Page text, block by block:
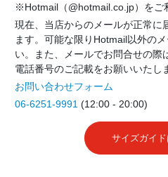
※Hotmail（@hotmail.co.jp）をご
現在、当店からのメールが正常に
ます。可能な限りHotmail以外の
い。また、メールでお問合せの際
電話番号のご記載をお願いいたし
お問い合わせフォーム
06-6251-9991 (12:00 - 20:00)
サイズガイ